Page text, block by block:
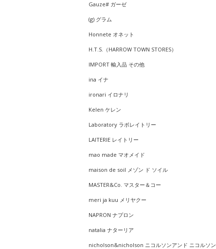
Gauze# ガーゼ
(g) グラム
Honnete オネット
H.T.S.（HARROW TOWN STORES）
IMPORT 輸入品 その他
ina イナ
ironari イロナリ
Kelen ケレン
Laboratory ラボレイトリー
LAITERIE レイトリー
mao made マオメイド
maison de soil メゾン ド ソイル
MASTER&Co. マスター＆コー
meri ja kuu メリヤクー
NAPRON ナプロン
natalia ナターリア
nicholson&nicholson ニコルソンアンド ニコルソン